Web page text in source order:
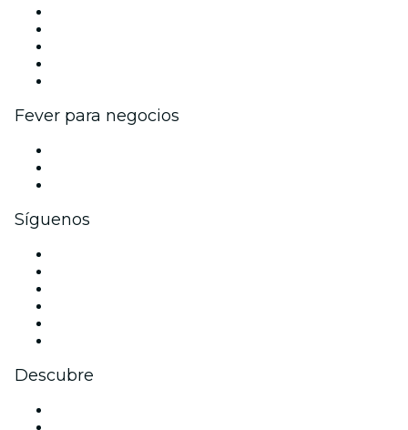
Fever para negocios
Síguenos
Descubre